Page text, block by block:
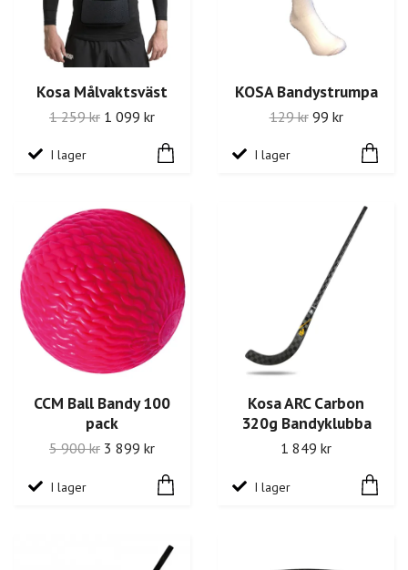
Kosa Målvaktsväst
1 259 kr 1 099 kr
I lager
KOSA Bandystrumpa
129 kr 99 kr
I lager
CCM Ball Bandy 100
pack
5 900 kr 3 899 kr
I lager
Kosa ARC Carbon
320g Bandyklubba
1 849 kr
I lager